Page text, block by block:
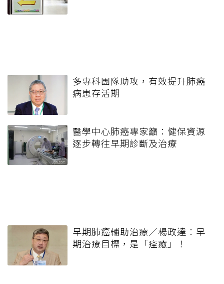
多專科團隊助攻，有效提升肺癌
病患存活期
醫學中心肺癌專家籲：健保資源
逐步轉往早期診斷及治療
早期肺癌輔助治療／楊政達：早
期治療目標，是「痊癒」！